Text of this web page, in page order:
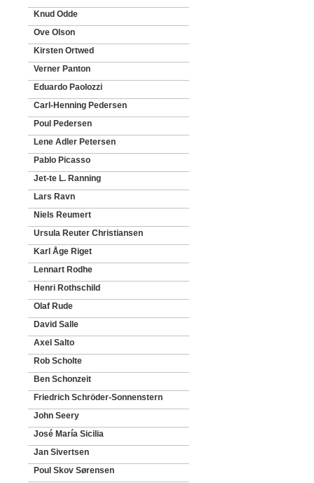
Knud Odde
Ove Olson
Kirsten Ortwed
Verner Panton
Eduardo Paolozzi
Carl-Henning Pedersen
Poul Pedersen
Lene Adler Petersen
Pablo Picasso
Jet-te L. Ranning
Lars Ravn
Niels Reumert
Ursula Reuter Christiansen
Karl Åge Riget
Lennart Rodhe
Henri Rothschild
Olaf Rude
David Salle
Axel Salto
Rob Scholte
Ben Schonzeit
Friedrich Schröder-Sonnenstern
John Seery
José María Sicilia
Jan Sivertsen
Poul Skov Sørensen